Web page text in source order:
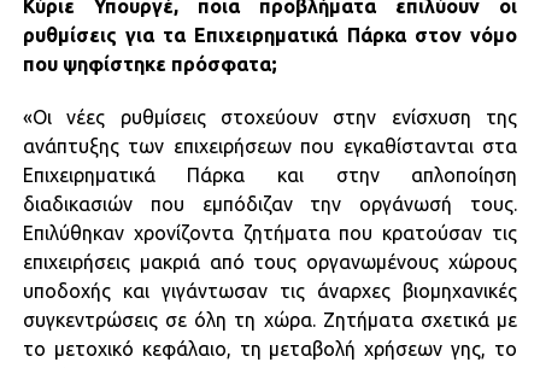
Κύριε Υπουργέ, ποια προβλήματα επιλύουν οι
ρυθμίσεις για τα Επιχειρηματικά Πάρκα στον νόμο
που ψηφίστηκε πρόσφατα;
«Οι νέες ρυθμίσεις στοχεύουν στην ενίσχυση της
ανάπτυξης των επιχειρήσεων που εγκαθίστανται στα
Επιχειρηματικά Πάρκα και στην απλοποίηση
διαδικασιών που εμπόδιζαν την οργάνωσή τους.
Επιλύθηκαν χρονίζοντα ζητήματα που κρατούσαν τις
επιχειρήσεις μακριά από τους οργανωμένους χώρους
υποδοχής και γιγάντωσαν τις άναρχες βιομηχανικές
συγκεντρώσεις σε όλη τη χώρα. Ζητήματα σχετικά με
το μετοχικό κεφάλαιο, τη μεταβολή χρήσεων γης, το